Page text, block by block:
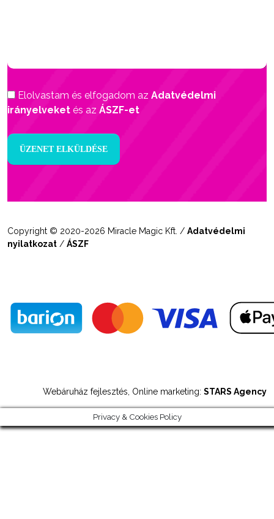
Elolvastam és elfogadom az Adatvédelmi
irányelveket és az ÁSZF-et
Copyright © 2020-2026 Miracle Magic Kft. / Adatvédelmi
nyilatkozat / ÁSZF
Webáruház fejlesztés, Online marketing: STARS Agency
Privacy & Cookies Policy